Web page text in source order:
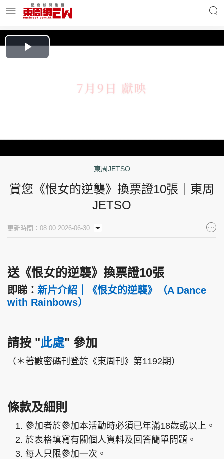
玄學靈異 東周專欄
東周刊 cazbuyer 東Touch
PCM 電腦廣場
親子王 Oh!爸媽 JobMarket
Play
東周JETSO
賞您《恨女的逆襲》換票證10張｜東周
JETSO
更新時間：08:00 2026-06-30
送《恨女的逆襲》換票證10張
即睇： 新片介紹｜《恨女的逆襲》（A Dance
with Rainbows）
請按 "此處" 參加
（＊著數密碼刊登於《東周刊》第1192期）
條款及細則
參加者於參加本活動時必須已年滿18歲或以上。
於表格填寫有關個人資料及回答簡單問題。
每人只限參加一次。